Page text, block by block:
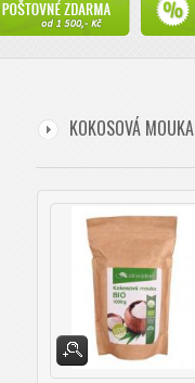
KOKOSOVÁ